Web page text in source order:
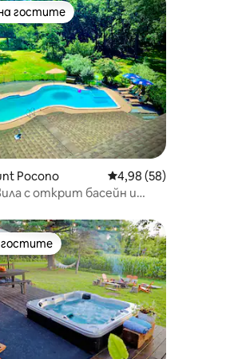
5, 60 отзива
избор на гостите
гостите
Pocono Средна оценка:
4,98 (58)
с открит басейн и
гостите
гостите